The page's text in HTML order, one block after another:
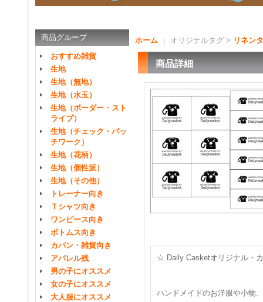
商品グループ
おすすめ雑貨
生地
生地（無地）
生地（水玉）
生地（ボーダー・スト
ライプ）
生地（チェック・パッ
チワーク）
生地（花柄）
生地（個性派）
生地（その他）
トレーナー向き
Ｔシャツ向き
ワンピース向き
ボトムス向き
カバン・雑貨向き
アパレル残
男の子にオススメ
女の子にオススメ
大人服にオススメ
ホーム ｜ オリジナルタグ > リネン
商品詳細
☆ Daily Casketオリジナル・
ハンドメイドのお洋服や小物